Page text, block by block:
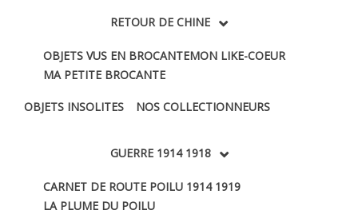
RETOUR DE CHINE
OBJETS VUS EN BROCANTEMON LIKE-COEUR
MA PETITE BROCANTE
OBJETS INSOLITES NOS COLLECTIONNEURS
GUERRE 1914 1918
CARNET DE ROUTE POILU 1914 1919
LA PLUME DU POILU